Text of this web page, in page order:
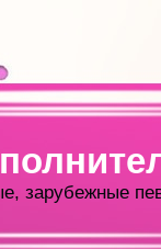
зарубежные